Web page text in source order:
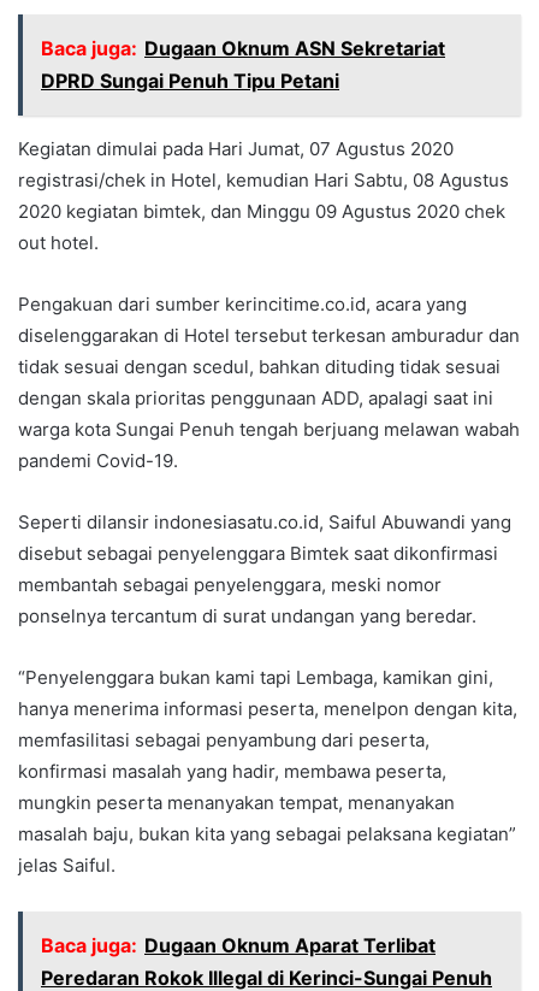
Baca juga: Dugaan Oknum ASN Sekretariat
DPRD Sungai Penuh Tipu Petani
Kegiatan dimulai pada Hari Jumat, 07 Agustus 2020
registrasi/chek in Hotel, kemudian Hari Sabtu, 08 Agustus
2020 kegiatan bimtek, dan Minggu 09 Agustus 2020 chek
out hotel.
Pengakuan dari sumber kerincitime.co.id, acara yang
diselenggarakan di Hotel tersebut terkesan amburadur dan
tidak sesuai dengan scedul, bahkan dituding tidak sesuai
dengan skala prioritas penggunaan ADD, apalagi saat ini
warga kota Sungai Penuh tengah berjuang melawan wabah
pandemi Covid-19.
Seperti dilansir indonesiasatu.co.id, Saiful Abuwandi yang
disebut sebagai penyelenggara Bimtek saat dikonfirmasi
membantah sebagai penyelenggara, meski nomor
ponselnya tercantum di surat undangan yang beredar.
“Penyelenggara bukan kami tapi Lembaga, kamikan gini,
hanya menerima informasi peserta, menelpon dengan kita,
memfasilitasi sebagai penyambung dari peserta,
konfirmasi masalah yang hadir, membawa peserta,
mungkin peserta menanyakan tempat, menanyakan
masalah baju, bukan kita yang sebagai pelaksana kegiatan”
jelas Saiful.
Baca juga: Dugaan Oknum Aparat Terlibat
Peredaran Rokok Illegal di Kerinci-Sungai Penuh